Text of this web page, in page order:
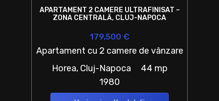
APARTAMENT 2 CAMERE ULTRAFINISAT –
ZONA CENTRALĂ, CLUJ-NAPOCA
179,500 €
Apartament cu 2 camere de vânzare
Horea, Cluj-Napoca
44 mp
1980